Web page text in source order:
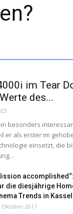
im Tear
des...
besonders
er als erster im
einsetzt, die
die diesjährige
Trends in Kassel
Oktober 2017